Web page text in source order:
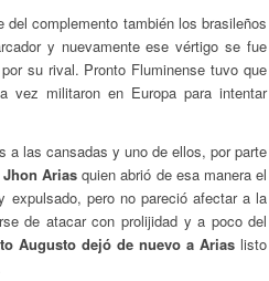
complemento también los brasileños
y nuevamente ese vértigo se fue
su rival. Pronto Fluminense tuvo que
vez militaron en Europa para intentar
a las cansadas y uno de ellos, por parte
Arias quien abrió de esa manera el
expulsado, pero no pareció afectar a la
de atacar con prolijidad y a poco del
Augusto dejó de nuevo a Arias listo